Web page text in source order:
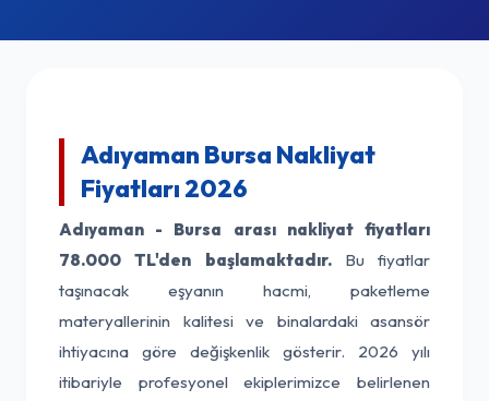
Adıyaman Bursa Nakliyat
Fiyatları 2026
Adıyaman - Bursa arası nakliyat fiyatları
78.000 TL'den başlamaktadır.Bu fiyatlar
taşınacak eşyanın hacmi, paketleme
materyallerinin kalitesi ve binalardaki asansör
ihtiyacına göre değişkenlik gösterir. 2026 yılı
itibariyle profesyonel ekiplerimizce belirlenen